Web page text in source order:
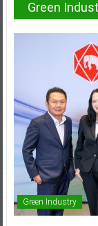
Green
Green Industry